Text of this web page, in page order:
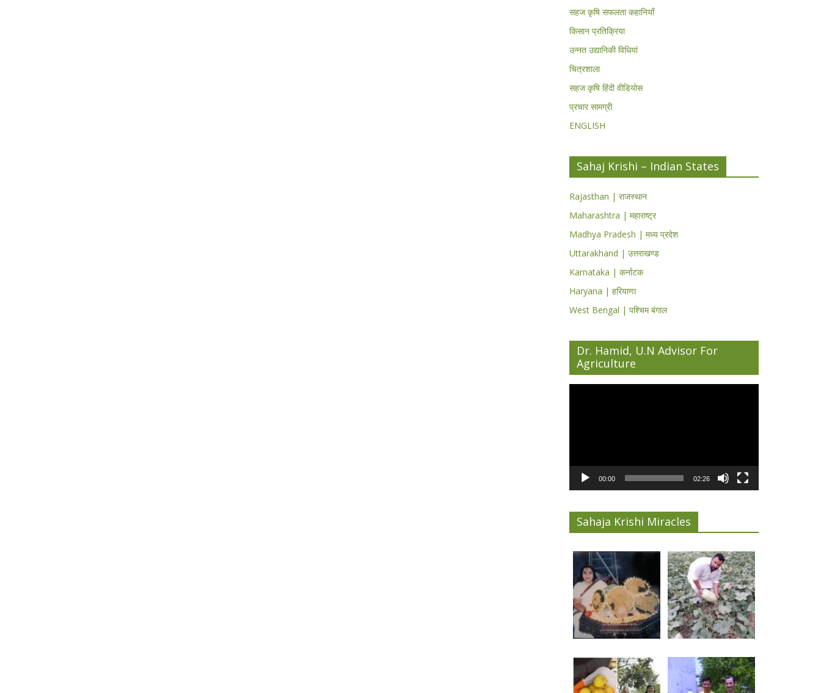
सहज कृषि सफलता कहानियाँ
किसान प्रतिक्रिया
उन्नत उद्यानिकी विधियां
चित्रशाला
सहज कृषि हिंदी वीडियोस
प्रचार सामग्री
ENGLISH
Sahaj Krishi – Indian States
Rajasthan | राजस्थान
Maharashtra | महाराष्ट्र
Madhya Pradesh | मध्य प्रदेश
Uttarakhand | उत्तराखण्ड
Karnataka | कर्नाटक
Haryana | हरियाणा
West Bengal | पश्चिम बंगाल
Dr. Hamid, U.N Advisor For
Agriculture
00:00 02:26
Sahaja Krishi Miracles